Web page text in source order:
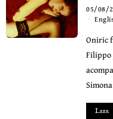
05/08/
Oniric
Filippo
Simona
Leer